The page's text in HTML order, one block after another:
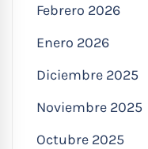
Febrero 2026
Enero 2026
Diciembre 2025
Noviembre 2025
Octubre 2025